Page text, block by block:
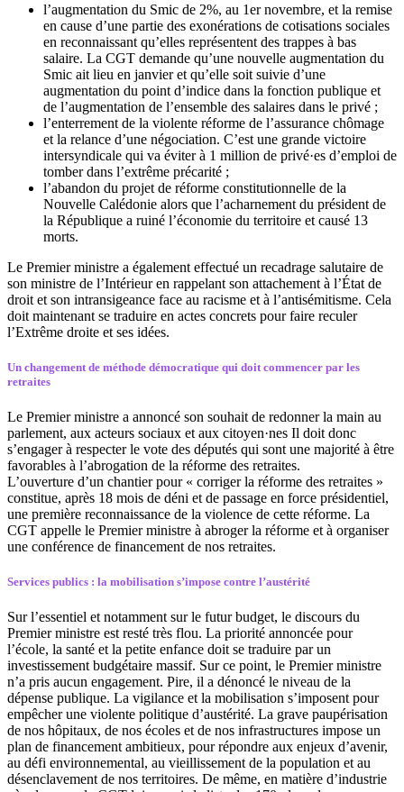
l’augmentation du Smic de 2%, au 1er novembre, et la remise
en cause d’une partie des exonérations de cotisations sociales
en reconnaissant qu’elles représentent des trappes à bas
salaire. La CGT demande qu’une nouvelle augmentation du
Smic ait lieu en janvier et qu’elle soit suivie d’une
augmentation du point d’indice dans la fonction publique et
de l’augmentation de l’ensemble des salaires dans le privé ;
l’enterrement de la violente réforme de l’assurance chômage
et la relance d’une négociation. C’est une grande victoire
intersyndicale qui va éviter à 1 million de privé·es d’emploi de
tomber dans l’extrême précarité ;
l’abandon du projet de réforme constitutionnelle de la
Nouvelle Calédonie alors que l’acharnement du président de
la République a ruiné l’économie du territoire et causé 13
morts.
Le Premier ministre a également effectué un recadrage salutaire de
son ministre de l’Intérieur en rappelant son attachement à l’État de
droit et son intransigeance face au racisme et à l’antisémitisme. Cela
doit maintenant se traduire en actes concrets pour faire reculer
l’Extrême droite et ses idées.
Un changement de méthode démocratique qui doit commencer par les
retraites
Le Premier ministre a annoncé son souhait de redonner la main au
parlement, aux acteurs sociaux et aux citoyen·nes Il doit donc
s’engager à respecter le vote des députés qui sont une majorité à être
favorables à l’abrogation de la réforme des retraites.
L’ouverture d’un chantier pour « corriger la réforme des retraites »
constitue, après 18 mois de déni et de passage en force présidentiel,
une première reconnaissance de la violence de cette réforme. La
CGT appelle le Premier ministre à abroger la réforme et à organiser
une conférence de financement de nos retraites.
Services publics : la mobilisation s’impose contre l’austérité
Sur l’essentiel et notamment sur le futur budget, le discours du
Premier ministre est resté très flou. La priorité annoncée pour
l’école, la santé et la petite enfance doit se traduire par un
investissement budgétaire massif. Sur ce point, le Premier ministre
n’a pris aucun engagement. Pire, il a dénoncé le niveau de la
dépense publique. La vigilance et la mobilisation s’imposent pour
empêcher une violente politique d’austérité. La grave paupérisation
de nos hôpitaux, de nos écoles et de nos infrastructures impose un
plan de financement ambitieux, pour répondre aux enjeux d’avenir,
au défi environnemental, au vieillissement de la population et au
désenclavement de nos territoires. De même, en matière d’industrie